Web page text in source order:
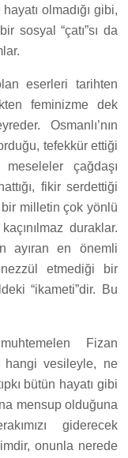
olmadığı gibi,
sosyal “çatı”sı da
eserleri tarihten
feminizme dek
Osmanlı’nın
tefekkür ettiği
çağdaşı
fikir serdettiği
milletin çok yönlü
duraklar.
ayıran en önemli
etmediği bir
“ikameti”dir. Bu
Fizan
hangi vesileyle, ne
bütün hayatı gibi
mensup olduğuna
giderecek
onunla nerede